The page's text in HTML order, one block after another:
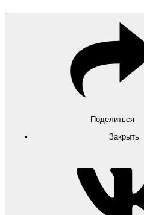
Поделиться
Закрыть